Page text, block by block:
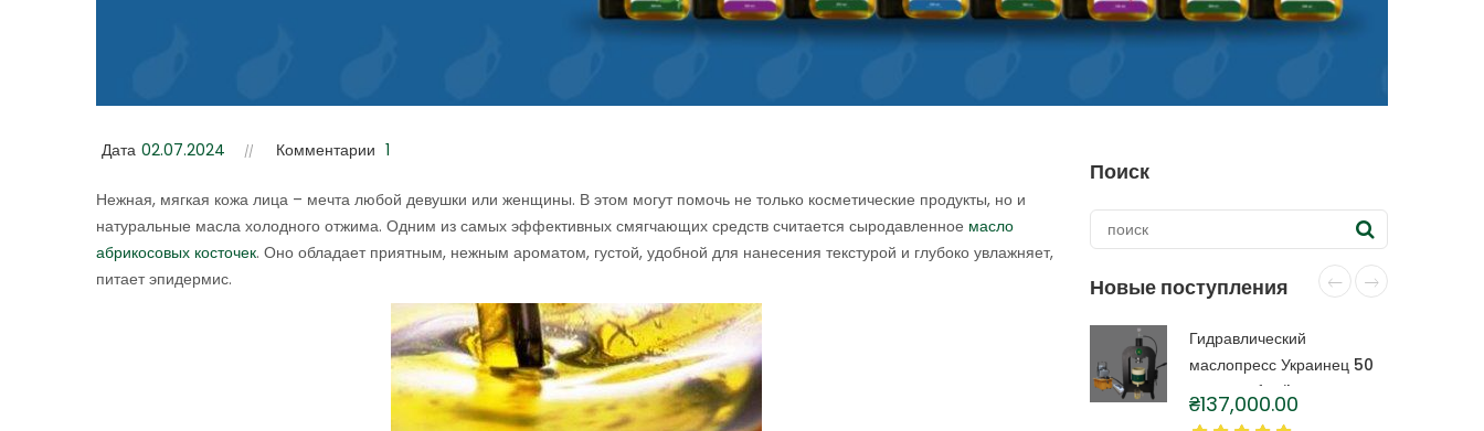
Дата 02.07.2024 Комментарии 1
Нежная, мягкая кожа лица – мечта любой девушки или женщины. В этом могут помочь не только косметические продукты, но и
натуральные масла холодного отжима. Одним из самых эффективных смягчающих средств считается сыродавленное масло
абрикосовых косточек. Оно обладает приятным, нежным ароматом, густой, удобной для нанесения текстурой и глубоко увлажняет,
питает эпидермис.
Поиск
Новые поступления
Гидравлический
маслопресс Украинец 50
тонн CraftOil с
капролоновой бочкой 6
₴137,000.00